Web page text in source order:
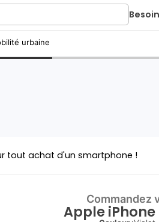
urbaine
tout achat d'un smartphone !
Commandez
Apple iPhone